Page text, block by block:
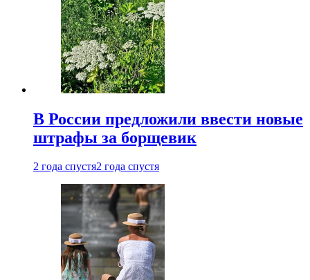
В России предложили ввести новые
штрафы за борщевик
2 года спустя2 года спустя